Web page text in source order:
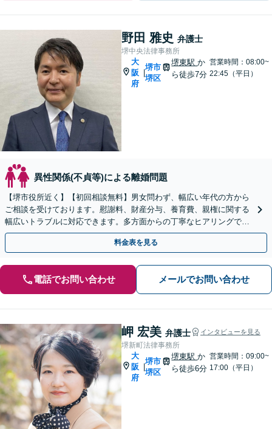
野田 雅史 弁護士
堺中央法律事務所
大
阪
府
|
堺市
堺区
堺東駅か
ら徒歩7分
営業時間：08:00~
22:45（平日）
異性関係(不貞等)による離婚問題
【堺市役所近く】【初回相談無料】男女問わず、幅広い年代の方から
ご相談を受けております。慰謝料、財産分与、養育費、親権に関する
幅広いトラブルに対応できます。多方面からの丁寧なヒアリングで証
拠を見つけ出し、有利な解決を目指します。
料金表を見る
電話でお問い合わせ メールでお問い合わせ
岬 宏美 弁護士 インタビューを見る
堺新町法律事務所
大
阪
府
|
堺市
堺区
堺東駅か
ら徒歩6分
営業時間：09:00~
17:00（平日）